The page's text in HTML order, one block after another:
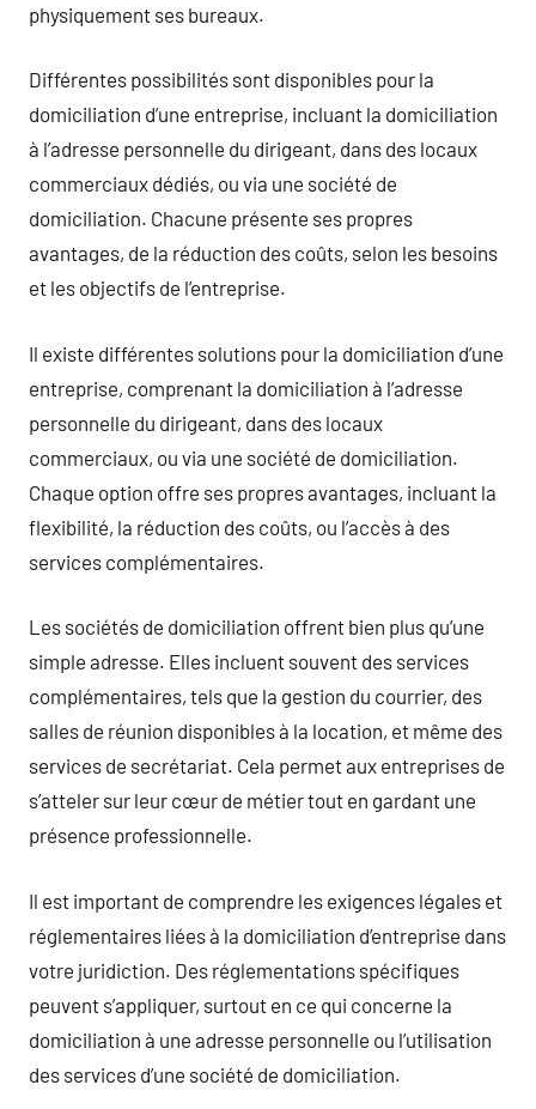
physiquement ses bureaux.
Différentes possibilités sont disponibles pour la
domiciliation d’une entreprise, incluant la domiciliation
à l’adresse personnelle du dirigeant, dans des locaux
commerciaux dédiés, ou via une société de
domiciliation. Chacune présente ses propres
avantages, de la réduction des coûts, selon les besoins
et les objectifs de l’entreprise.
Il existe différentes solutions pour la domiciliation d’une
entreprise, comprenant la domiciliation à l’adresse
personnelle du dirigeant, dans des locaux
commerciaux, ou via une société de domiciliation.
Chaque option offre ses propres avantages, incluant la
flexibilité, la réduction des coûts, ou l’accès à des
services complémentaires.
Les sociétés de domiciliation offrent bien plus qu’une
simple adresse. Elles incluent souvent des services
complémentaires, tels que la gestion du courrier, des
salles de réunion disponibles à la location, et même des
services de secrétariat. Cela permet aux entreprises de
s’atteler sur leur cœur de métier tout en gardant une
présence professionnelle.
Il est important de comprendre les exigences légales et
réglementaires liées à la domiciliation d’entreprise dans
votre juridiction. Des réglementations spécifiques
peuvent s’appliquer, surtout en ce qui concerne la
domiciliation à une adresse personnelle ou l’utilisation
des services d’une société de domiciliation.